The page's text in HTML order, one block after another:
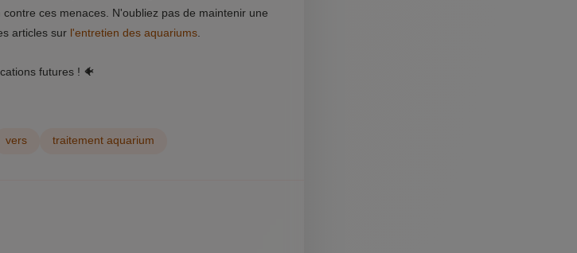
ces menaces. N'oubliez pas de maintenir une
articles sur l'entretien des aquariums
futures ! 🐠
vers traitement aquarium